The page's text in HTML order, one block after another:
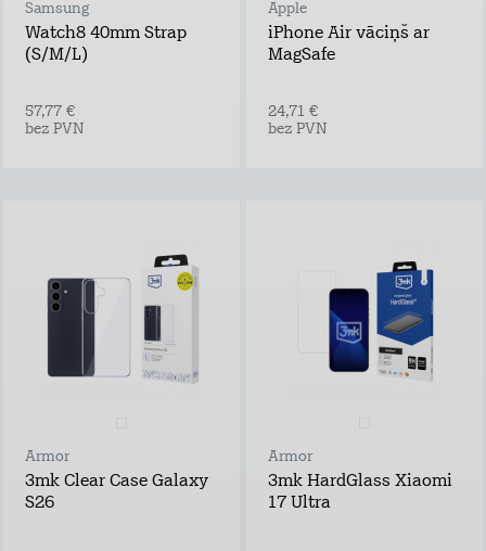
Samsung
Watch8 40mm Strap
(S/M/L)
57,77 €
bez PVN
Apple
iPhone Air vāciņš ar
MagSafe
24,71 €
bez PVN
Armor
3mk Clear Case Galaxy
S26
Armor
3mk HardGlass Xiaomi
17 Ultra